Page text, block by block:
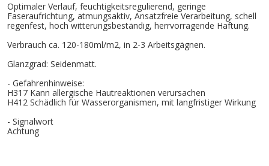
Optimaler Verlauf, feuchtigkeitsregulierend, geringe
Faseraufrichtung, atmungsaktiv, Ansatzfreie Verarbeitung, schell
regenfest, hoch witterungsbeständig, herrvorragende Haftung.
Verbrauch ca. 120-180ml/m2, in 2-3 Arbeitsgägnen.
Glanzgrad: Seidenmatt.
- Gefahrenhinweise:
H317 Kann allergische Hautreaktionen verursachen
H412 Schädlich für Wasserorganismen, mit langfristiger Wirkung
- Signalwort
Achtung